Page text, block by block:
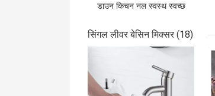
डाउन किचन नल स्वस्थ स्वच्छ
सिंगल लीवर बेसिन मिक्सर (18)